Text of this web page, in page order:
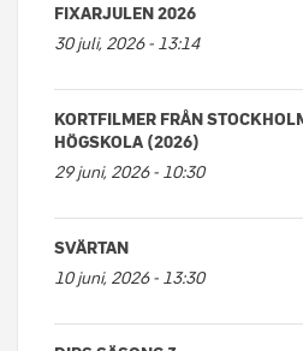
FIXARJULEN 2026
30 juli, 2026 - 13:14
KORTFILMER FRÅN
HÖGSKOLA (2026)
29 juni, 2026 - 10:30
SVÄRTAN
10 juni, 2026 - 13:30